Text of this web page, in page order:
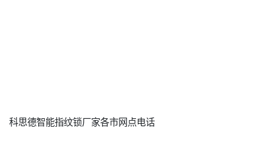
科思德智能指纹锁厂家各市网点电话